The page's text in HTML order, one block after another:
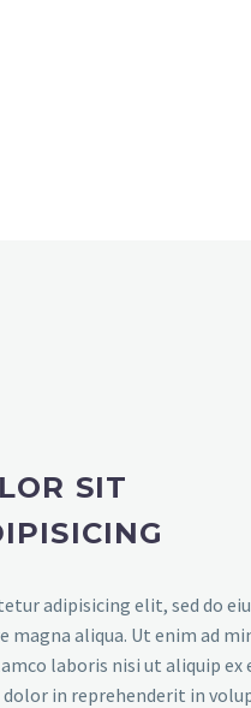
SIT
adipisicing elit, sed do
aliqua. Ut enim ad
laboris nisi ut aliquip ex
dolor in reprehenderit in